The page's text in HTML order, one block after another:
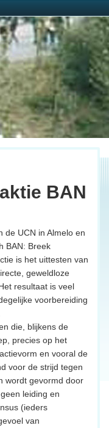
BAN
de UCN in Almelo en
BAN: Breek
is het uittesten van
geweldloze
resultaat is veel
voorbereiding
die, blijkens de
precies op het
en vooral de
voor de strijd tegen
wordt gevormd door
leiding en
(ieders
van